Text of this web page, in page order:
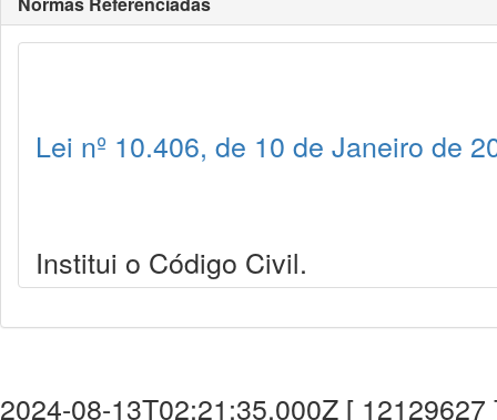
Lei nº 10.406, de 10 de Janeiro de
Institui o Código Civil.
2024-08-13T02:21:35.000Z [ 12129627